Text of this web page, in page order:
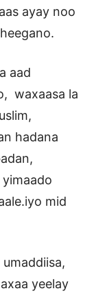
ayay noo
aad
waxaasa la
hadana
mid
yeelay